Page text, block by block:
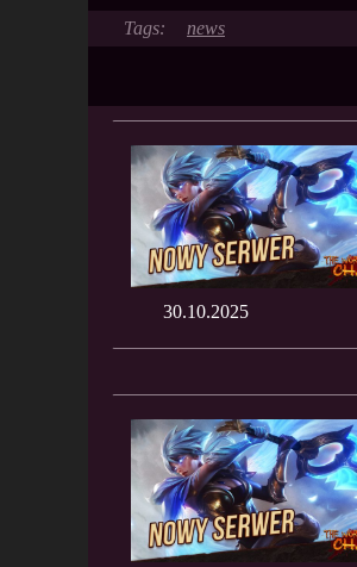
news
30.10.2025